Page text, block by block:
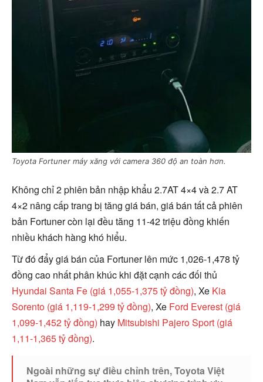
Toyota Fortuner máy xăng với camera 360 độ an toàn hơn.
Không chỉ 2 phiên bản nhập khẩu 2.7AT 4×4 và 2.7 AT
4×2 nâng cấp trang bị tăng giá bán, giá bán tất cả phiên
bản Fortuner còn lại đều tăng 11-42 triệu đồng khiến
nhiều khách hàng khó hiểu.
Từ đó đẩy giá bán của Fortuner lên mức 1,026-1,478 tỷ
đồng cao nhất phân khúc khi đặt cạnh các đối thủ
Hyundai Santa Fe (giá 1,055-1,375 tỷ đồng), Xe Kia
Sorento (giá 1,119-1,299 tỷ đồng), Xe Ford Everest (giá
1,099-1,452 tỷ đồng) hay Mitsubishi Pajero Sport (giá
1,11-1,365 tỷ đồng).
Ngoài những sự điều chỉnh trên, Toyota Việt